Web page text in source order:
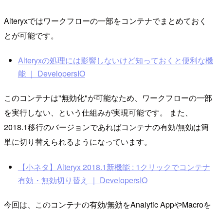
Alteryxではワークフローの一部をコンテナでまとめておく
とが可能です。
Alteryxの処理には影響しないけど知っておくと便利な機
能 ｜ DevelopersIO
このコンテナは"無効化"が可能なため、ワークフローの一部
を実行しない、という仕組みが実現可能です。 また、
2018.1移行のバージョンであればコンテナの有効/無効は簡
単に切り替えられるようになっています。
【小ネタ】Alteryx 2018.1新機能 : 1クリックでコンテナ
有効・無効切り替え ｜ DevelopersIO
今回は、このコンテナの有効/無効をAnalytic AppやMacroを